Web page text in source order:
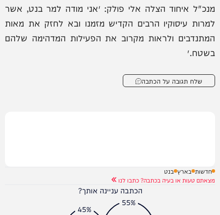
מנכ"ל איחוד הצלה אלי פולק: ״אני מודה למר בנט, אשר
למרות עיסוקיו הרבים הקדיש מזמנו ובא לחזק את מאות
המתנדבים ולראות מקרוב את הפעילות המדהימה שלהם
בשטח.״
שלח תגובה על הכתבה
חדשות בארץ בנט
מצאתם טעות או בעיה בכתבה? כתבו לנו
הכתבה עניינה אותך?
55%
45%